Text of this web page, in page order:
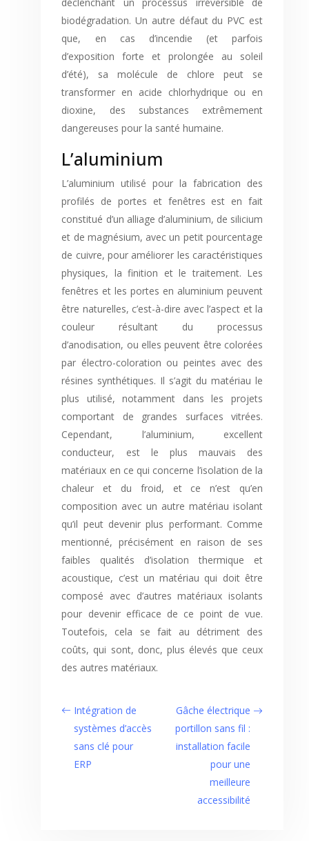
biodégradation. Un autre défaut du PVC est
que, en cas d’incendie (et parfois
d’exposition forte et prolongée au soleil
d’été), sa molécule de chlore peut se
transformer en acide chlorhydrique ou en
dioxine, des substances extrêmement
dangereuses pour la santé humaine.
L’aluminium
L’aluminium utilisé pour la fabrication des
profilés de portes et fenêtres est en fait
constitué d’un alliage d’aluminium, de silicium
et de magnésium, avec un petit pourcentage
de cuivre, pour améliorer les caractéristiques
physiques, la finition et le traitement. Les
fenêtres et les portes en aluminium peuvent
être naturelles, c’est-à-dire avec l’aspect et la
couleur résultant du processus
d’anodisation, ou elles peuvent être colorées
par électro-coloration ou peintes avec des
résines synthétiques. Il s’agit du matériau le
plus utilisé, notamment dans les projets
comportant de grandes surfaces vitrées.
Cependant, l’aluminium, excellent
conducteur, est le plus mauvais des
matériaux en ce qui concerne l’isolation de la
chaleur et du froid, et ce n’est qu’en
composition avec un autre matériau isolant
qu’il peut devenir plus performant. Comme
mentionné, précisément en raison de ses
faibles qualités d’isolation thermique et
acoustique, c’est un matériau qui doit être
composé avec d’autres matériaux isolants
pour devenir efficace de ce point de vue.
Toutefois, cela se fait au détriment des
coûts, qui sont, donc, plus élevés que ceux
des autres matériaux.
Intégration de
systèmes d’accès
sans clé pour
ERP
Gâche électrique
portillon sans fil :
installation facile
pour une
meilleure
accessibilité